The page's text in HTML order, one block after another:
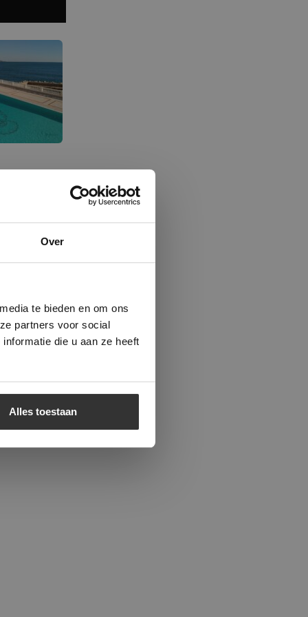
Over
te bieden en om ons
partners voor social
die u aan ze heeft
Alles toestaan
om
ten
de
×
van